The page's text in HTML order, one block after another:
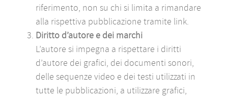
riferimento, non su chi si limita a rimandare
alla rispettiva pubblicazione tramite link.
Diritto d’autore e dei marchi
L’autore si impegna a rispettare i diritti
d’autore dei grafici, dei documenti sonori,
delle sequenze video e dei testi utilizzati in
tutte le pubblicazioni, a utilizzare grafici,